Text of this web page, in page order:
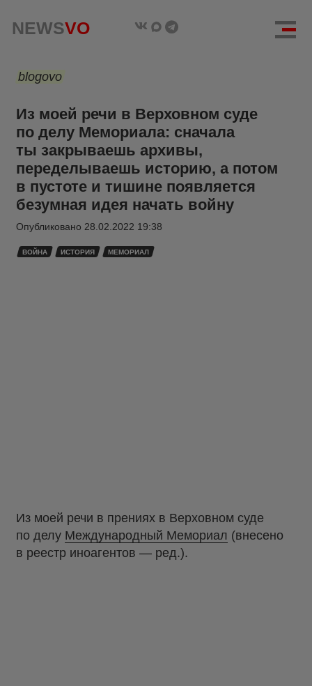
NEWSVO
blogovo
Из моей речи в Верховном суде
по делу Мемориала: сначала
ты закрываешь архивы,
переделываешь историю, а потом
в пустоте и тишине появляется
безумная идея начать войну
Опубликовано 28.02.2022 19:38
ВОЙНА ИСТОРИЯ МЕМОРИАЛ
Из моей речи в прениях в Верховном суде
по делу Международный Мемориал (внесено
в реестр иноагентов — ред.).